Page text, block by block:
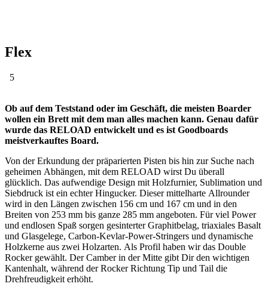
Flex
5
Ob auf dem Teststand oder im Geschäft, die meisten Boarder
wollen ein Brett mit dem man alles machen kann. Genau dafür
wurde das RELOAD entwickelt und es ist Goodboards
meistverkauftes Board.
Von der Erkundung der präparierten Pisten bis hin zur Suche nach
geheimen Abhängen, mit dem RELOAD wirst Du überall
glücklich. Das aufwendige Design mit Holzfurnier, Sublimation und
Siebdruck ist ein echter Hingucker. Dieser mittelharte Allrounder
wird in den Längen zwischen 156 cm und 167 cm und in den
Breiten von 253 mm bis ganze 285 mm angeboten. Für viel Power
und endlosen Spaß sorgen gesinterter Graphitbelag, triaxiales Basalt
und Glasgelege, Carbon-Kevlar-Power-Stringers und dynamische
Holzkerne aus zwei Holzarten. Als Profil haben wir das Double
Rocker gewählt. Der Camber in der Mitte gibt Dir den wichtigen
Kantenhalt, während der Rocker Richtung Tip und Tail die
Drehfreudigkeit erhöht.